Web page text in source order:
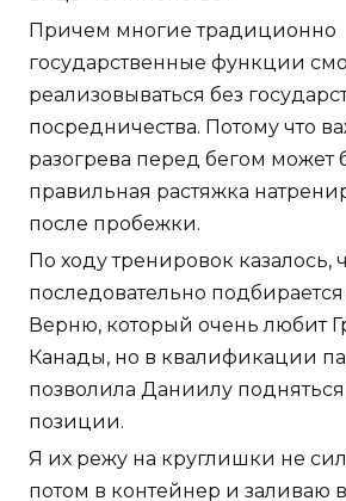
Причем многие традиционно
государственные функции
реализовываться без
посредничества. Потому что
разогрева перед бегом может
правильная растяжка
после пробежки.
По ходу тренировок казалось,
последовательно
Верню, который очень любит
Канады, но в квалификации
позволила Даниилу
позиции.
Я их режу на круглишки не
потом в контейнер и заливаю